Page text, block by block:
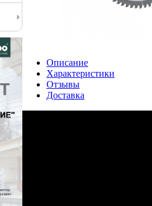
Описание
Характеристики
Отзывы
Доставка